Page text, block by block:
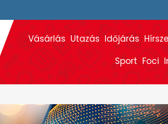
Vásárlás Utazás Időjárás
Sport Foci